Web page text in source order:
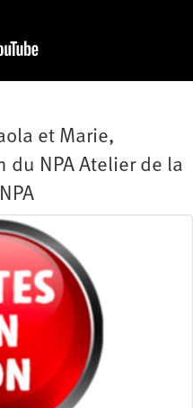
et Marie,
du NPA Atelier de la